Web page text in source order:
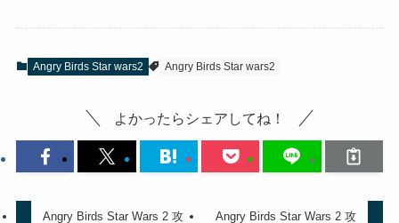
Angry Birds Star wars2 Angry Birds Star wars2
よかったらシェアしてね！
Angry Birds Star Wars 2 攻
Angry Birds Star Wars 2 攻